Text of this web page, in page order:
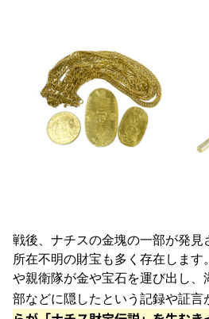
戦後、ナチスの金塊の一部が発見
所在不明の財宝も多く存在しま
や親衛隊が金や宝石を運び出し、
部などに隠したという記録や証言